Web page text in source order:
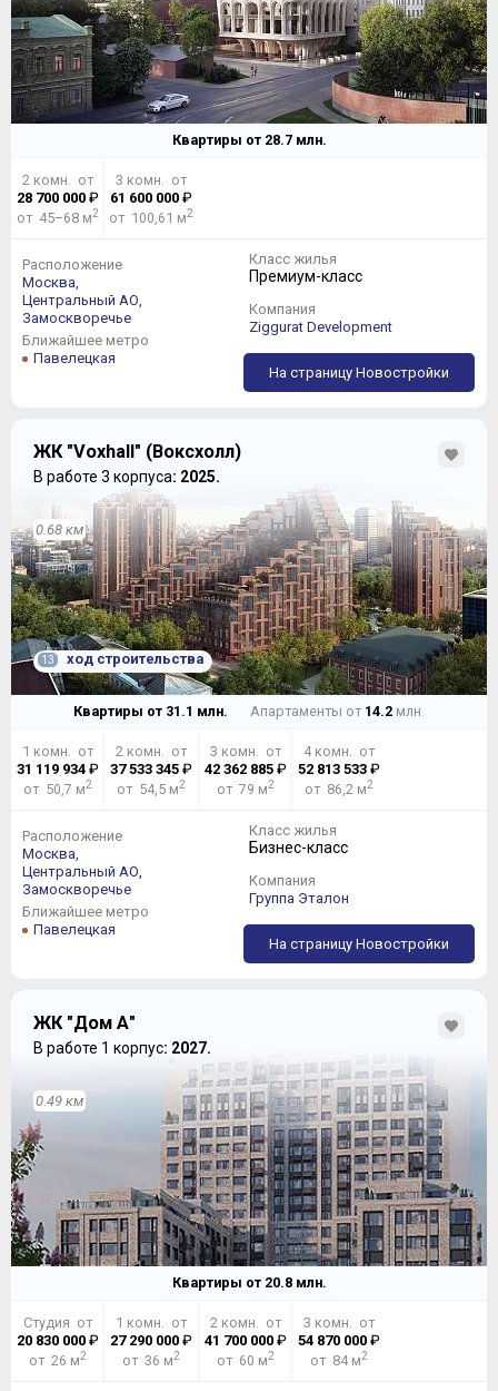
Квартиры от 28.7млн.
2 комн. от
28 700 000₽
от 45–68 м2
3 комн. от
61 600 000 ₽
от 100,61 м2
Расположение
Москва,
Центральный АО,
Замоскворечье
Ближайшее метро
Павелецкая
Класс жилья
Премиум-класс
Компания
Ziggurat Development
На страницу Новостройки
ЖК "Voxhall" (Воксхолл)
В работе 3 корпуса: 2025.
0.68 км
13 ход строительства
Квартиры от 31.1 млн.
1 комн. от
31 119 934₽
от 50,7 м2
2 комн. от
37 533 345 ₽
от 54,5 м2
3 комн. от
42 362 885₽
от 79 м2
4 комн. от
52 813 533 ₽
от 86,2 м2
Апартаменты от 14.2 млн.
Расположение
Москва,
Центральный АО,
Замоскворечье
Ближайшее метро
Павелецкая
Класс жилья
Бизнес-класс
Компания
Группа Эталон
На страницу Новостройки
ЖК "Дом А"
В работе 1 корпус: 2027.
0.49 км
Квартиры от 20.8млн.
Студия от
20 830 000₽
от 26 м2
1 комн. от
27 290 000 ₽
от 36 м2
2 комн. от
41 700 000₽
от 60 м2
3 комн. от
54 870 000 ₽
от 84 м2